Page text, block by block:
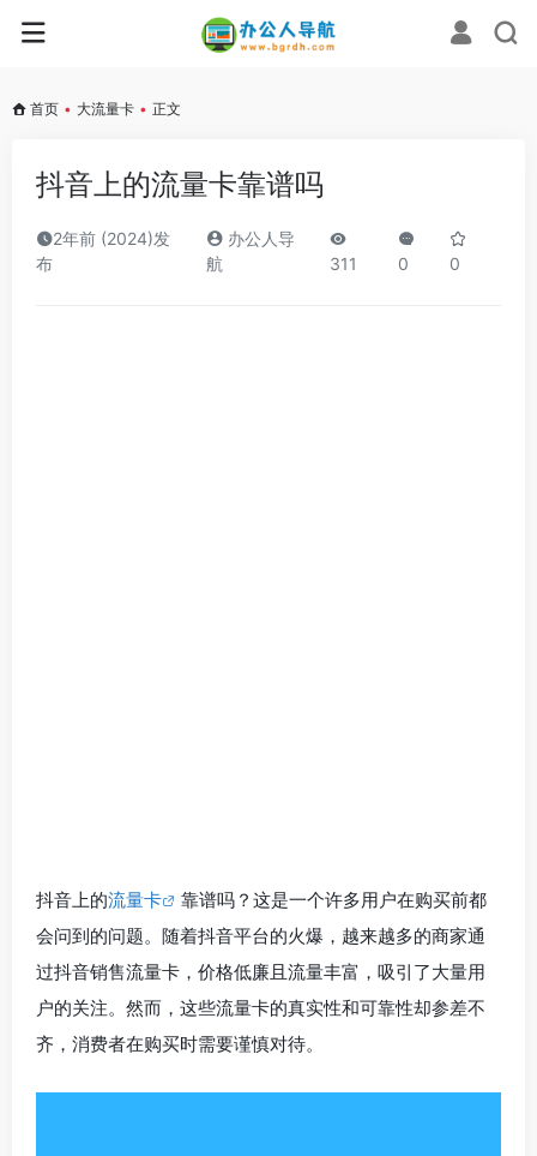
首页 • 大流量卡 • 正文
抖音上的流量卡靠谱吗
2年前 (2024)发
布
办公人导
航
311 0 0
抖音上的流量卡
靠谱吗？这是一个许多用户在购买前都
会问到的问题。随着抖音平台的火爆，越来越多的商家通
过抖音销售流量卡，价格低廉且流量丰富，吸引了大量用
户的关注。然而，这些流量卡的真实性和可靠性却参差不
齐，消费者在购买时需要谨慎对待。